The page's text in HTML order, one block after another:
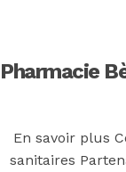
Pharmacie
En savoir plus
sanitaires